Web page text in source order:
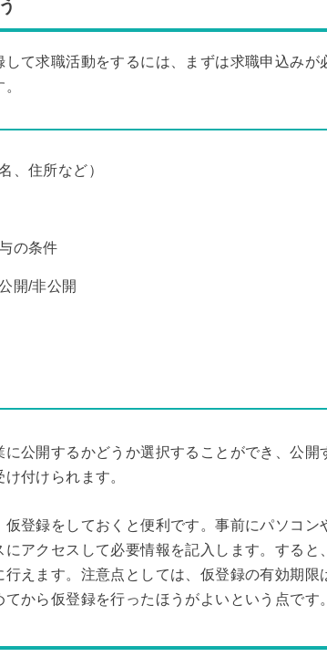
して求職活動をするには、まずは求職申込みが
、住所など）
の条件
開/非公開
に公開するかどうか選択することができ、公開
け付けられます。
仮登録をしておくと便利です。事前にパソコン
にアクセスして必要情報を記入します。する
えます。注意点としては、仮登録の有効期限
から仮登録を行ったほうがよいという点です。